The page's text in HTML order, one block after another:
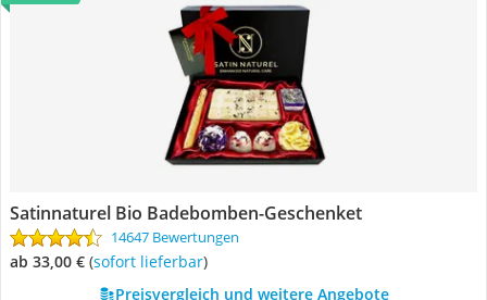
Satinnaturel Bio Badebomben-Geschenket
14647 Bewertungen
ab 33,00 € ( Sofort lieferbar)
Preisvergleich und weitere Angebote